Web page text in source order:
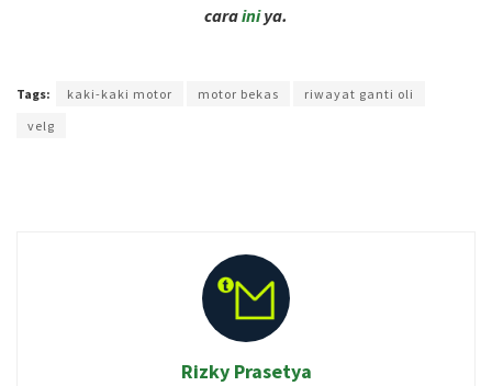
carainiya.
Tags: kaki-kaki motor motor bekas
riwayat ganti oli
velg
Rizky Prasetya